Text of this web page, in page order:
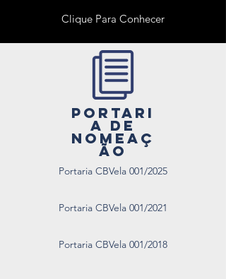
Clique Para Conhecer
pORTARI
A DE
NOMEAÇ
ÃO
Portaria CBVela 001/2025
Portaria CBVela 001/2021
Portaria CBVela 001/2018